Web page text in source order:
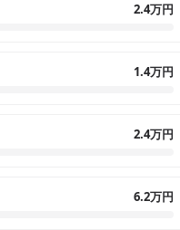
2.4万円
1.4万円
2.4万円
6.2万円